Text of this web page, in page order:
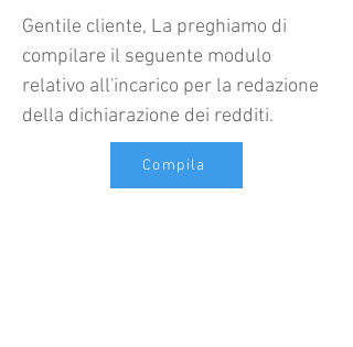
Gentile cliente, La preghiamo di
compilare il seguente modulo
relativo all'incarico per la redazione
della dichiarazione dei redditi.
Compila